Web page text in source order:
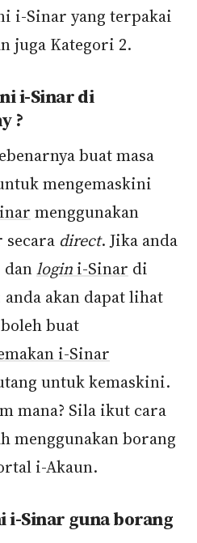
i-Sinar yang terpakai
juga Kategori 2.
i-Sinar di
?
buat masa
mengemaskini
menggunakan
direct. Jika anda
danlogin i-Sinar di
akan dapat lihat
buat
i-Sinar
untuk kemaskini.
mana? Sila ikut cara
menggunakan borang
i-Akaun.
i-Sinar guna borang